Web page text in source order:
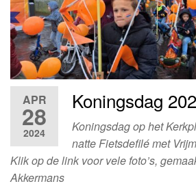
APR
28
2024
Koningsdag
Koningsdag op het
natte Fietsdefilé met
Klik op de link voor vele foto’s,
Akkermans